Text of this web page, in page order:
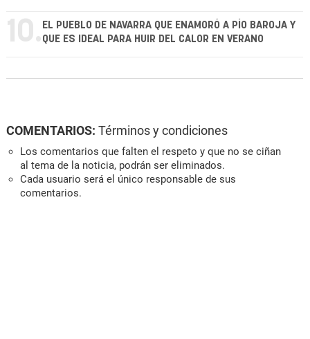
10. EL PUEBLO DE NAVARRA QUE ENAMORÓ A PÍO BAROJA Y
QUE ES IDEAL PARA HUIR DEL CALOR EN VERANO
COMENTARIOS: Términos y condiciones
Los comentarios que falten el respeto y que no se ciñan
al tema de la noticia, podrán ser eliminados.
Cada usuario será el único responsable de sus
comentarios.